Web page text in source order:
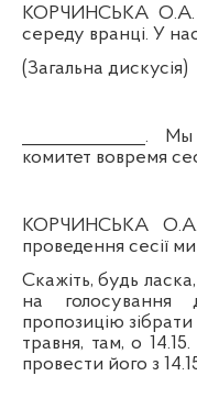
КОРЧИНСЬКА О.А.
середу вранці. У
(Загальна дискусія)
комитет вовремя
КОРЧИНСЬКА
проведення сесії
Скажіть, будь
на голосування
пропозицію зібрати
травня, там, о
провести його з